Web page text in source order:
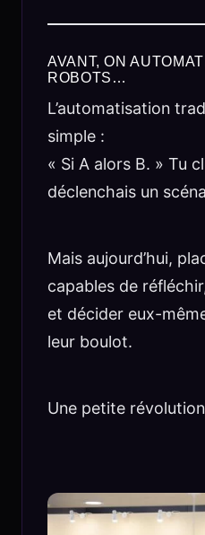
AVANT, ON
ROBOTS…
L’automatisation
simple :
« Si A alors B. » Tu
déclenchais un
Mais aujourd’hui,
capables de
et décider eux-
leur boulot.
Une petite